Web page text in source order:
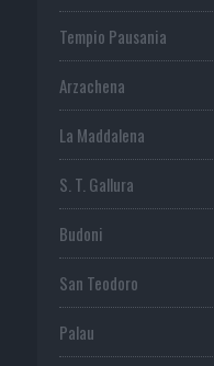
Tempio Pausania
Arzachena
La Maddalena
S. T. Gallura
Budoni
San Teodoro
Palau